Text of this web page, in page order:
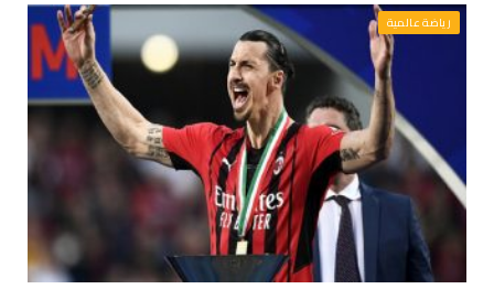
رياضة عالمية